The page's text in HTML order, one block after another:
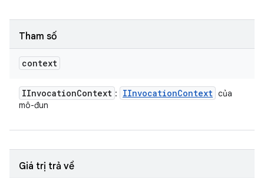
Tham số
context
IInvocationContext : IInvocationContext của
mô-đun
Giá trị trả về